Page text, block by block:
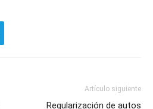
Artículo siguiente
Regularización de autos